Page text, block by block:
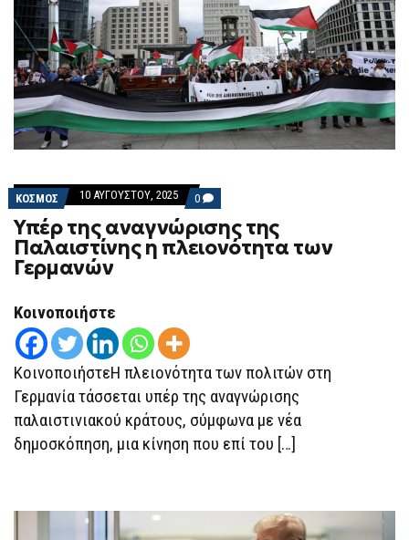
ΚΟΣΜΟΣ 10 ΑΥΓΟΎΣΤΟΥ, 2025 0 COMMENTS
ON
ΥΠΈΡ
ΤΗΣ
ΑΝΑΓΝΏΡΙΣΗΣ
Υπέρ της αναγνώρισης της
Παλαιστίνης η πλειονότητα των
Γερμανών
Κοινοποιήστε
ΚοινοποιήστεΗ πλειονότητα των πολιτών στη
Γερμανία τάσσεται υπέρ της αναγνώρισης
παλαιστινιακού κράτους, σύμφωνα με νέα
δημοσκόπηση, μια κίνηση που επί του […]